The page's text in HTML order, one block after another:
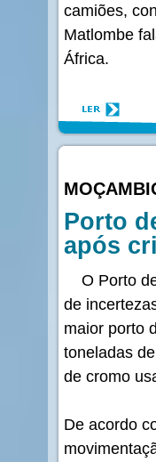
camiões,
Matlombe
África.
Porto
após
O Porto
de
maior porto
toneladas
de cromo
De acordo